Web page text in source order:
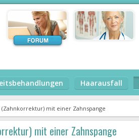
mit einer Zahnspange
mit einer Zahnspange
Haarausfall